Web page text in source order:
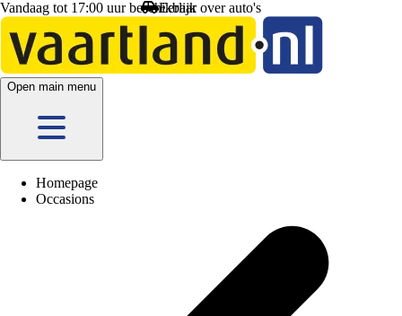
Eerlijkover auto's
Vandaag tot 17:00 uur beschikbaar
Open main menu
Homepage
Occasions